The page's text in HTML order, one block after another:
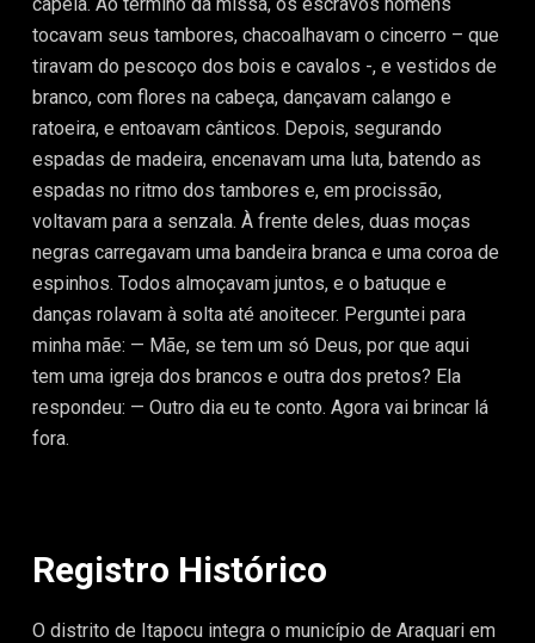
tocavam seus tambores, chacoalhavam o cincerro – que
tiravam do pescoço dos bois e cavalos -, e vestidos de
branco, com flores na cabeça, dançavam calango e
ratoeira, e entoavam cânticos. Depois, segurando
espadas de madeira, encenavam uma luta, batendo as
espadas no ritmo dos tambores e, em procissão,
voltavam para a senzala. À frente deles, duas moças
negras carregavam uma bandeira branca e uma coroa de
espinhos. Todos almoçavam juntos, e o batuque e
danças rolavam à solta até anoitecer. Perguntei para
minha mãe: — Mãe, se tem um só Deus, por que aqui
tem uma igreja dos brancos e outra dos pretos? Ela
respondeu: — Outro dia eu te conto. Agora vai brincar lá
fora.
Registro Histórico
O distrito de Itapocu integra o município de Araquari em